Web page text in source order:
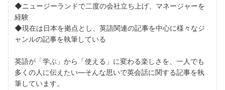
◆ニュージーランドで二度の会社立ち上げ、マネージャーを
経験
◆現在は日本を拠点とし、英語関連の記事を中心に様々なジ
ャンルの記事を執筆している
英語が「学ぶ」から「使える」に変わる楽しさを、一人でも
多くの人に伝えたい––そんな思いで英会話に関する記事を執
筆しています。